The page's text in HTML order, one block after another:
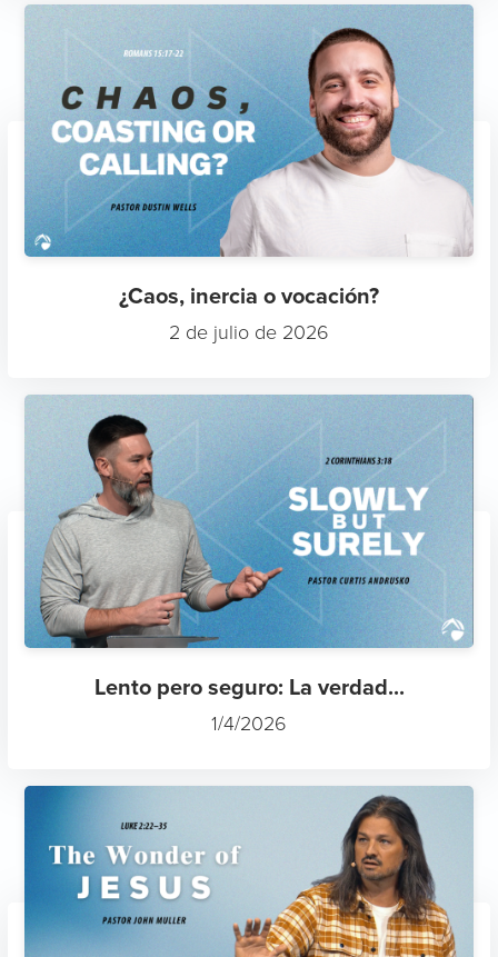
¿Caos, inercia o vocación?
2 de julio de 2026
Lento pero seguro: La verdad...
1/4/2026